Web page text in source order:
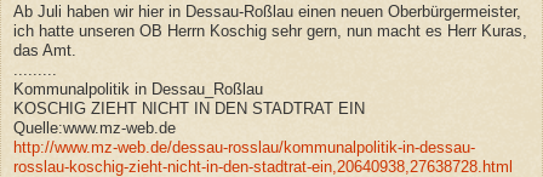
Ab Juli haben wir hier in Dessau-Roßlau einen neuen Oberbürgermeister,
ich hatte unseren OB Herrn Koschig sehr gern, nun macht es Herr Kuras,
das Amt.
Kommunalpolitik in Dessau_Roßlau
KOSCHIG ZIEHT NICHT IN DEN STADTRAT EIN
Quelle:www.mz-web.de
http://www.mz-web.de/dessau-rosslau/kommunalpolitik-in-dessau-
rosslau-koschig-zieht-nicht-in-den-stadtrat-ein,20640938,27638728.html